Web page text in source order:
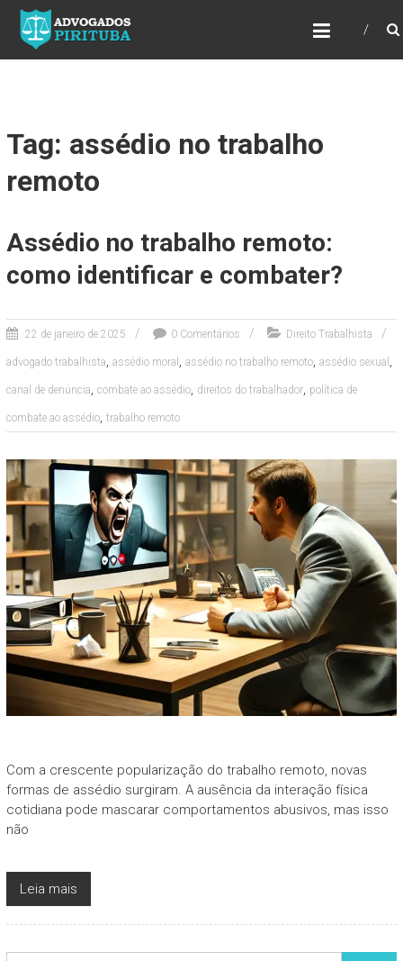
ADVOGADOS PIRITUBA
Precisando de advogado? Entre em contato!
Fazemos toda a assessoria que você
Tag: assédio no trabalho
remoto
Assédio no trabalho remoto:
como identificar e combater?
22 de janeiro de 2025 0 Comentários Direito Trabalhista
advogado trabalhista, assédio moral , assédio no trabalho remoto, assédio sexual ,
canal de denúncia, combate ao assédio, direitos do trabalhador, política de
combate ao assédio, trabalho remoto
Com a crescente popularização do trabalho remoto, novas
formas de assédio surgiram. A ausência da interação física
cotidiana pode mascarar comportamentos abusivos, mas isso
não
Leia mais